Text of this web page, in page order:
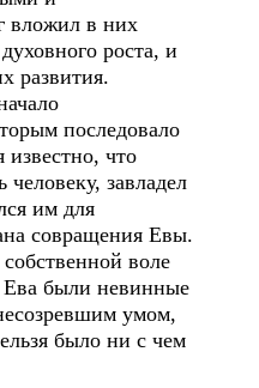
вложил в них
роста, и
развития.
последовало
что
человеку, завладел
им для
совращения Евы.
воле
были невинные
умом,
было ни с чем